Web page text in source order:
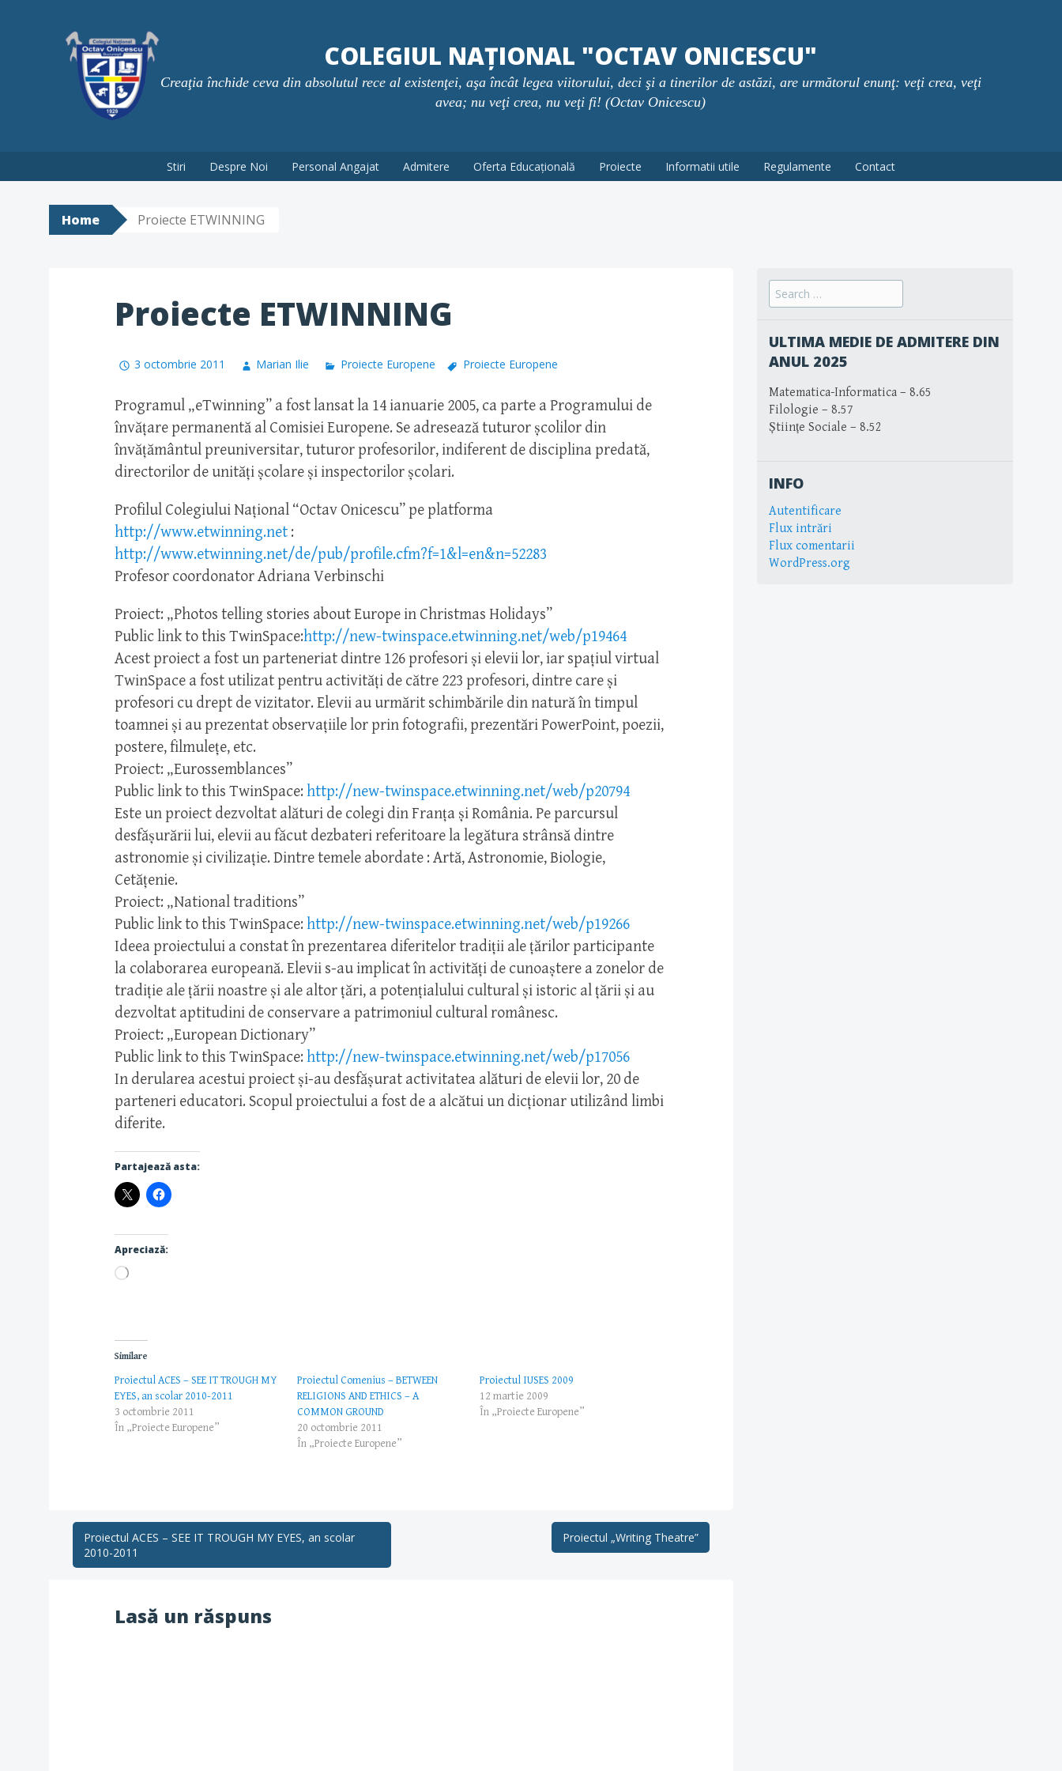
COLEGIUL NAȚIONAL "OCTAV ONICESCU"
Creaţia închide ceva din absolutul rece al existenţei, aşa încât legea viitorului, deci şi a tinerilor de astăzi, are următorul enunţ: veţi crea, veţi
avea; nu veţi crea, nu veţi fi! (Octav Onicescu)
Stiri Despre Noi Personal Angajat Admitere Oferta Educațională Proiecte Informatii utile Regulamente Contact
Home Proiecte ETWINNING
Proiecte ETWINNING
3 octombrie 2011 Marian Ilie Proiecte Europene Proiecte Europene
Programul „eTwinning” a fost lansat la 14 ianuarie 2005, ca parte a Programului de
învățare permanentă al Comisiei Europene. Se adresează tuturor școlilor din
învățământul preuniversitar, tuturor profesorilor, indiferent de disciplina predată,
directorilor de unități școlare și inspectorilor școlari.
Profilul Colegiului Național “Octav Onicescu” pe platforma
http://www.etwinning.net :
http://www.etwinning.net/de/pub/profile.cfm?f=1&l=en&n=52283
Profesor coordonator Adriana Verbinschi
Proiect: „Photos telling stories about Europe in Christmas Holidays”
Public link to this TwinSpace:http://new-twinspace.etwinning.net/web/p19464
Acest proiect a fost un parteneriat dintre 126 profesori și elevii lor, iar spațiul virtual
TwinSpace a fost utilizat pentru activități de către 223 profesori, dintre care și
profesori cu drept de vizitator. Elevii au urmărit schimbările din natură în timpul
toamnei și au prezentat observațiile lor prin fotografii, prezentări PowerPoint, poezii,
postere, filmulețe, etc.
Proiect: „Eurossemblances”
Public link to this TwinSpace: http://new-twinspace.etwinning.net/web/p20794
Este un proiect dezvoltat alături de colegi din Franța și România. Pe parcursul
desfășurării lui, elevii au făcut dezbateri referitoare la legătura strânsă dintre
astronomie și civilizație. Dintre temele abordate : Artă, Astronomie, Biologie,
Cetăţenie.
Proiect: „National traditions”
Public link to this TwinSpace: http://new-twinspace.etwinning.net/web/p19266
Ideea proiectului a constat în prezentarea diferitelor tradiții ale țărilor participante
la colaborarea europeană. Elevii s-au implicat în activităţi de cunoaştere a zonelor de
tradiţie ale ţării noastre și ale altor țări, a potenţialului cultural şi istoric al ţării şi au
dezvoltat aptitudini de conservare a patrimoniul cultural românesc.
Proiect: „European Dictionary”
Public link to this TwinSpace: http://new-twinspace.etwinning.net/web/p17056
In derularea acestui proiect și-au desfășurat activitatea alături de elevii lor, 20 de
parteneri educatori. Scopul proiectului a fost de a alcătui un dicționar utilizând limbi
diferite.
Partajează asta:
Apreciază:
Încarc...
Similare
Proiectul ACES – SEE IT TROUGH MY
EYES, an scolar 2010-2011
3 octombrie 2011
În „Proiecte Europene”
Proiectul Comenius – BETWEEN
RELIGIONS AND ETHICS – A
COMMON GROUND
20 octombrie 2011
În „Proiecte Europene”
Proiectul IUSES 2009
12 martie 2009
În „Proiecte Europene”
Post
Proiectul ACES – SEE IT TROUGH MY EYES, an scolar
2010-2011
Proiectul „Writing Theatre”
Lasă un răspuns
Search
for:
ULTIMA MEDIE DE ADMITERE DIN
ANUL 2025
Matematica-Informatica – 8.65
Filologie – 8.57
Științe Sociale – 8.52
INFO
Autentificare
Flux intrări
Flux comentarii
WordPress.org